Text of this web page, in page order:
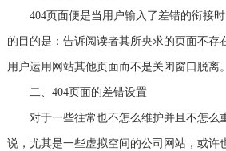
404页面便是当用户输入了差错的衔接
的目的是：告诉阅读者其所央求的页面不存
用户运用网站其他页面而不是关闭窗口脱离。
二、404页面的差错设置
对于一些往常也不怎么维护并且不怎么
说，尤其是一些虚拟空间的公司网站，或许